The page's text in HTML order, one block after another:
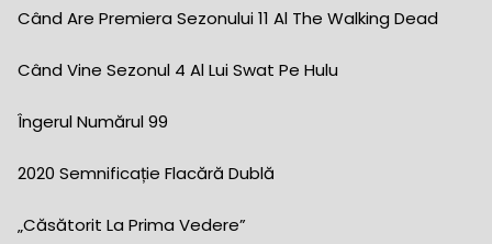
Când Are Premiera Sezonului 11 Al The Walking Dead
Când Vine Sezonul 4 Al Lui Swat Pe Hulu
Îngerul Numărul 99
2020 Semnificație Flacără Dublă
„căsătorit La Prima Vedere”